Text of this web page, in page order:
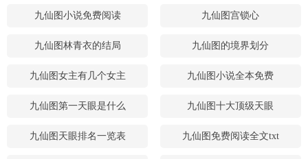
九仙图小说免费阅读 九仙图宫锁心
九仙图林青衣的结局 九仙图的境界划分
九仙图女主有几个女主 九仙图小说全本免费
九仙图第一天眼是什么 九仙图十大顶级天眼
九仙图天眼排名一览表 九仙图免费阅读全文txt